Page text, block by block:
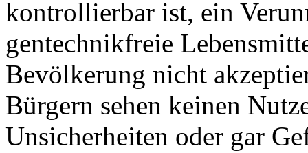
kontrollierbar ist, ein
gentechnikfreie
Bevölkerung nicht
Bürgern sehen keinen
Unsicherheiten oder gar